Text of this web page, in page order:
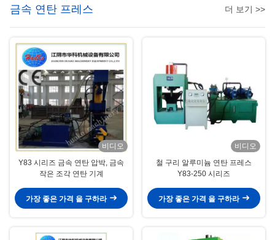
금속 연탄 프레스 더 보기 >>
비디오
Y83 시리즈 금속 연탄 압박, 금속
작은 조각 연탄 기계
가장 좋은 가격 을 구하라
비디오
철 구리 알루미늄 연탄 프레스
Y83-250 시리즈
가장 좋은 가격 을 구하라